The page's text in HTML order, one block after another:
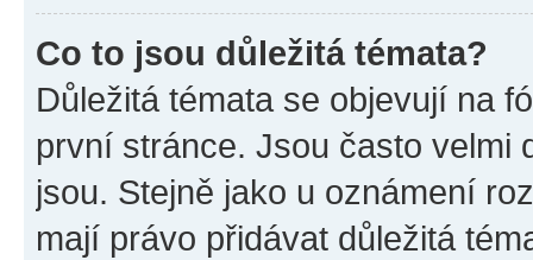
Co to jsou důležitá témata?
Důležitá témata se objevují na
první stránce. Jsou často velmi
jsou. Stejně jako u oznámení
mají právo přidávat důležitá